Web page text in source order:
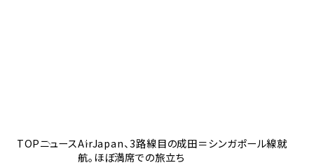
TOPニュースAirJapan、3路線目の成田＝シンガポール線就
航。ほぼ満席での旅立ち